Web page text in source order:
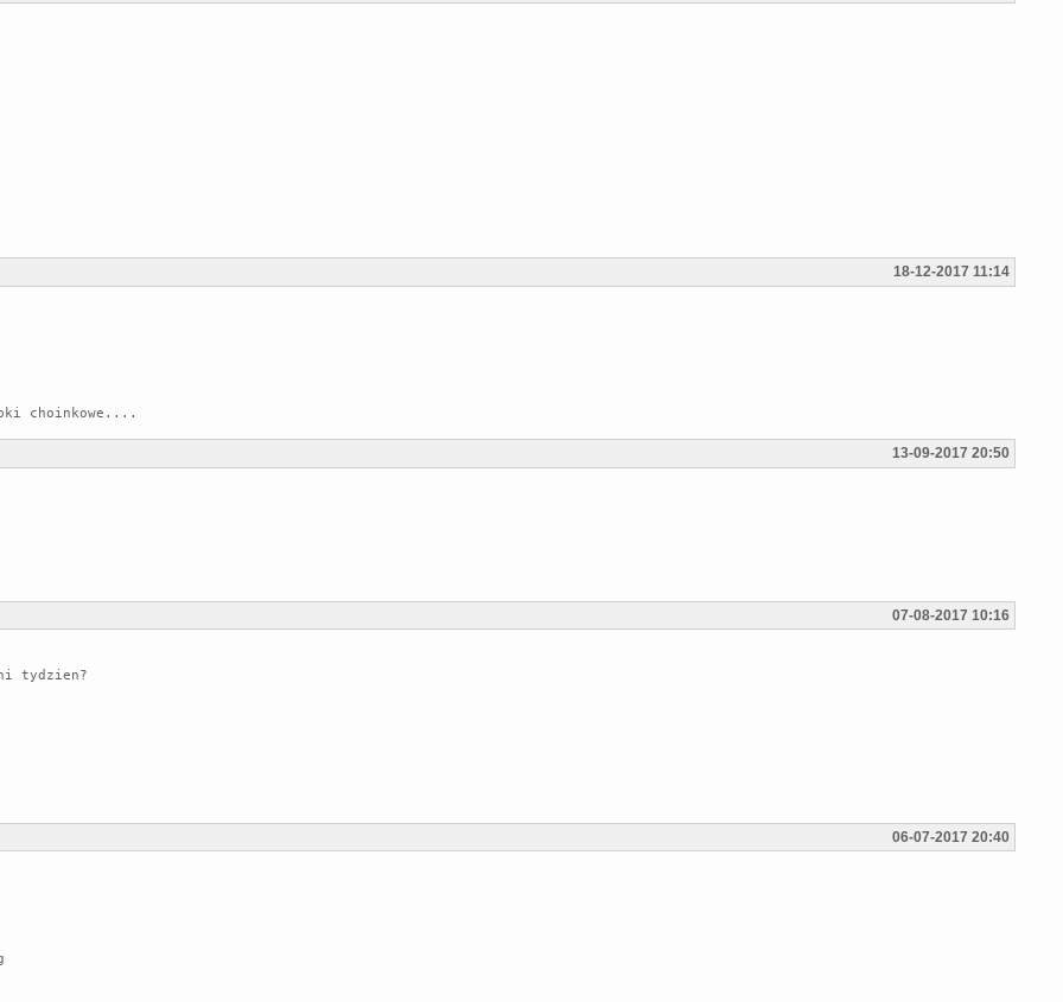
18-12-2017 11:14
13-09-2017 20:50
07-08-2017 10:16
tydzien?
06-07-2017 20:40